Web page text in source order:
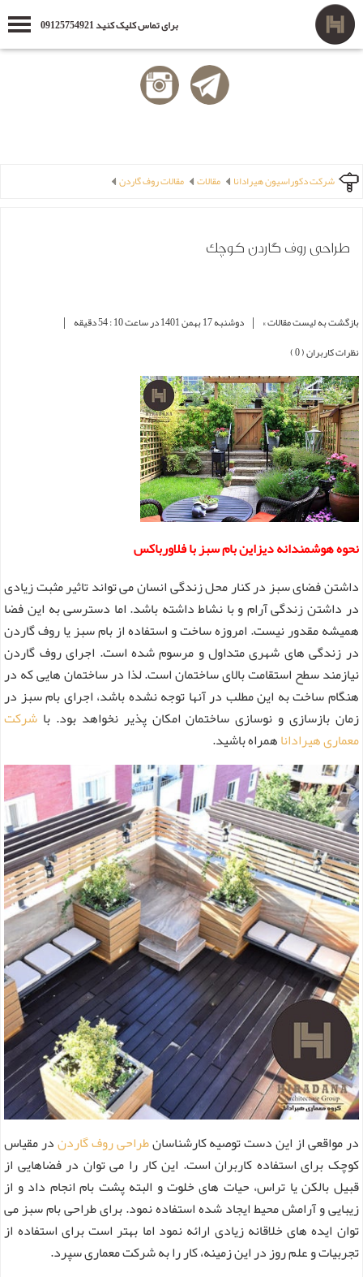
برای تماس کلیک کنید 09125754921
شرکت دکوراسیون هیرادانا مقالات مقالات روف گاردن
طراحی روف گاردن کوچک
بازگشت به لیست مقالات » | دوشنبه 17 بهمن 1401 در ساعت 10 : 54 دقیقه |
نظرات کاربران ( 0 )
نحوه هوشمندانه دیزاین بام سبز با فلاورباکس
داشتن فضای سبز در کنار محل زندگی انسان می تواند تاثیر مثبت زیادی
در داشتن زندگی آرام و با نشاط داشته باشد. اما دسترسی به این فضا
همیشه مقدور نیست. امروزه ساخت و استفاده از بام سبز یا روف گاردن
در زندگی های شهری متداول و مرسوم شده است. اجرای روف گاردن
نیازمند سطح استقامت بالای ساختمان است. لذا در ساختمان هایی که در
هنگام ساخت به این مطلب در آنها توجه نشده باشد، اجرای بام سبز در
زمان بازسازی و نوسازی ساختمان امکان پذیر نخواهد بود. با شرکت
معماری هیراداناهمراه باشید.
در مواقعی از این دست توصیه کارشناسانطراحی روف گاردندر مقیاس
کوچک برای استفاده کاربران است. این کار را می توان در فضاهایی از
قبیل بالکن یا تراس، حیات های خلوت و البته پشت بام انجام داد و از
زیبایی و آرامش محیط ایجاد شده استفاده نمود. برای طراحی بام سبز می
توان ایده های خلاقانه زیادی ارائه نمود اما بهتر است برای استفاده از
تجربیات و علم روز در این زمینه، کار را به شرکت معماری سپرد.